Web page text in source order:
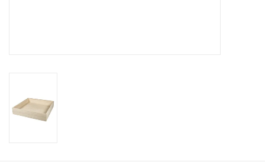
Maison de souris